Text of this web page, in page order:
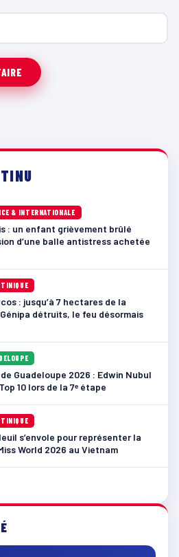
& INTERNATIONALE
: un enfant grièvement brûlé
d’une balle antistress achetée
: jusqu’à 7 hectares de la
détruits, le feu désormais
Guadeloupe 2026 : Edwin Nubul
10 lors de la 7ᵉ étape
s’envole pour représenter la
World 2026 au Vietnam